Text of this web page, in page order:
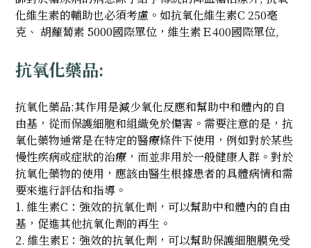
化維生素的輔助也必須考慮。如抗氧化維生素C 250毫
克、 胡蘿蔔素 5000國際單位，維生素Ｅ400國際單位,
抗氧化藥品:
抗氧化藥品:其作用是減少氧化反應和幫助中和體內的自
由基，從而保護細胞和組織免於傷害。需要注意的是，抗
氧化藥物通常是在特定的醫療條件下使用，例如對於某些
慢性疾病或症狀的治療，而並非用於一般健康人群。對於
抗氧化藥物的使用，應該由醫生根據患者的具體病情和需
要來進行評估和指導。
1. 維生素C：強效的抗氧化劑，可以幫助中和體內的自由
基，促進其他抗氧化劑的再生。
2. 維生素E：強效的抗氧化劑，可以幫助保護細胞膜免受